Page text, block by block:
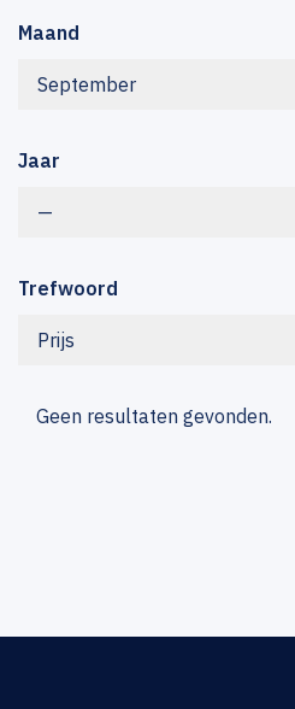
Maand
September
Jaar
—
Trefwoord
Prijs
Geen resultaten gevonden.